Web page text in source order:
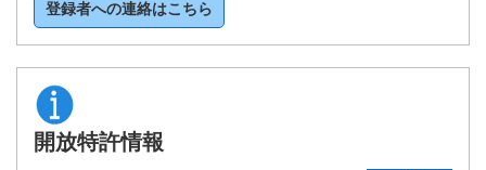
登録者への連絡はこちら
開放特許情報